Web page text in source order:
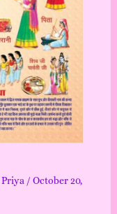
Priya / October 20,